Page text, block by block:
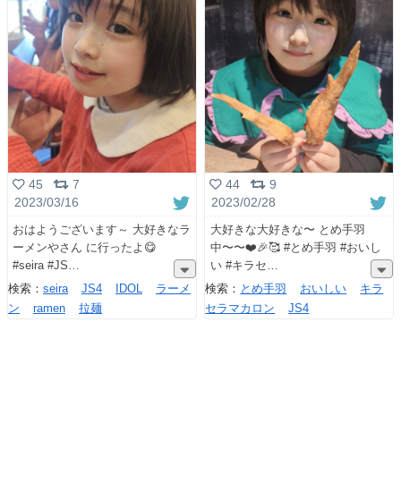
45
7
2023/03/16
おはようございます～ 大好きなラ
ーメンやさん に行ったよ😋
#seira #JS
検索： seira JS4 IDOL
ラーメ
ン
ramen 拉麺
44
9
2023/02/28
大好きな大好きな〜 とめ手羽
中〜〜❤️🎉🥰 #とめ手羽 #おいし
い #キラセ
検索： とめ手羽 おいしい
キラ
セラマカロン
JS4